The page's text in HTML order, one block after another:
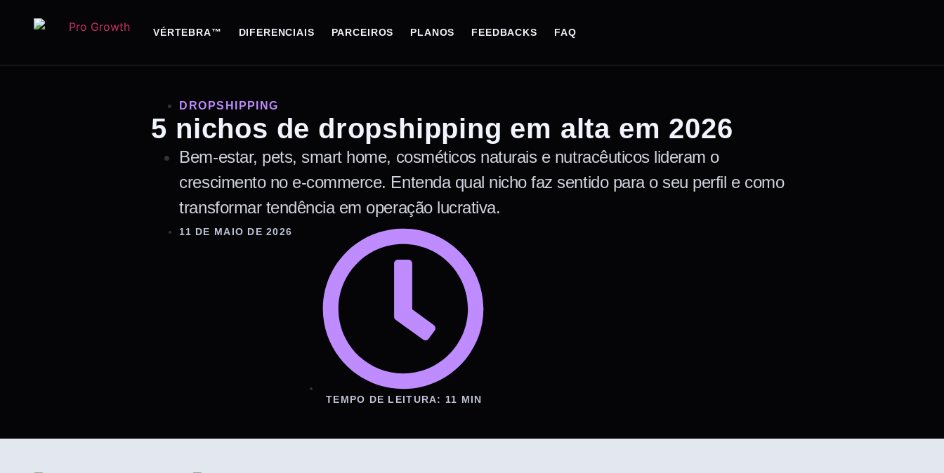
VÉRTEBRA™ DIFERENCIAIS PARCEIROS PLANOS FEEDBACKS FAQ
DROPSHIPPING
5 nichos de dropshipping em alta em 2026
Bem-estar, pets, smart home, cosméticos naturais e nutracêuticos lideram o
crescimento no e-commerce. Entenda qual nicho faz sentido para o seu perfil e como
transformar tendência em operação lucrativa.
11 DE MAIO DE 2026
TEMPO DE LEITURA: 11 MIN